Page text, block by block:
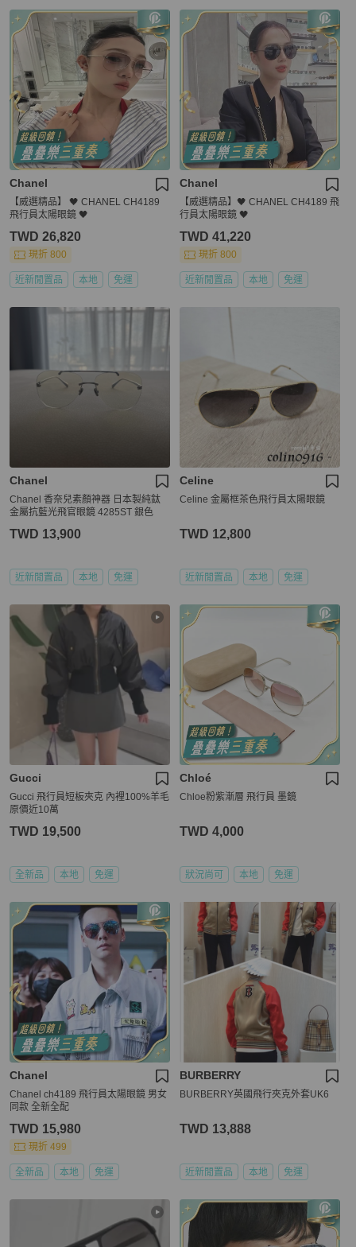
Chanel
【威選精品】 🖤 CHANEL CH4189
飛行員太陽眼鏡 🖤
TWD 26,820
現折 800
近新閒置品 本地 免運
Chanel
【威選精品】🖤 CHANEL CH4189 飛
行員太陽眼鏡 🖤
TWD 41,220
現折 800
近新閒置品 本地 免運
Chanel
Chanel 香奈兒素顏神器 日本製純鈦
金屬抗藍光飛官眼鏡 4285ST 銀色
TWD 13,900
近新閒置品 本地 免運
Celine
Celine 金屬框茶色飛行員太陽眼鏡
TWD 12,800
近新閒置品 本地 免運
Gucci
Gucci 飛行員短板夾克 內裡100%羊毛
原價近10萬
TWD 19,500
全新品 本地 免運
Chloé
Chloe粉紫漸層 飛行員 墨鏡
TWD 4,000
狀況尚可 本地 免運
Chanel
Chanel ch4189 飛行員太陽眼鏡 男女
同款 全新全配
TWD 15,980
現折 499
全新品 本地 免運
BURBERRY
BURBERRY英國飛行夾克外套UK6
TWD 13,888
近新閒置品 本地 免運